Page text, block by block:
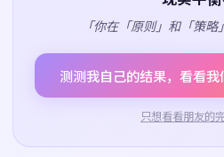
「你在「原则」和「策略
测测我自己的结果，看看
只想看看朋友的